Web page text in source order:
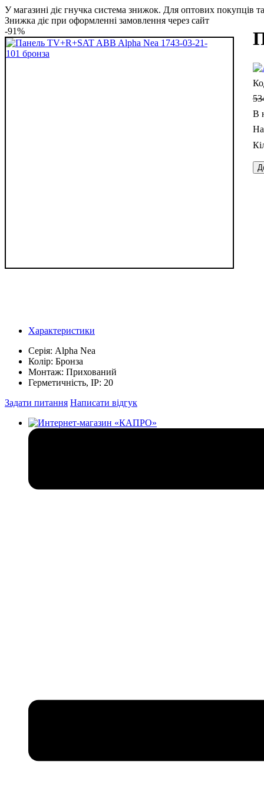
У магазині діє гнучка система знижок. Для оптових покупців
Знижка діє при оформленні замовлення через сайт
-91%
В
Характеристики
Серія: Alpha Nea
Колір: Бронза
Монтаж: Прихований
Герметичність, IP: 20
Задати питання Написати відгук